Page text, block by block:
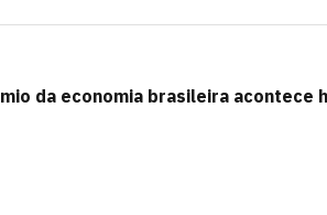
da economia brasileira acontece